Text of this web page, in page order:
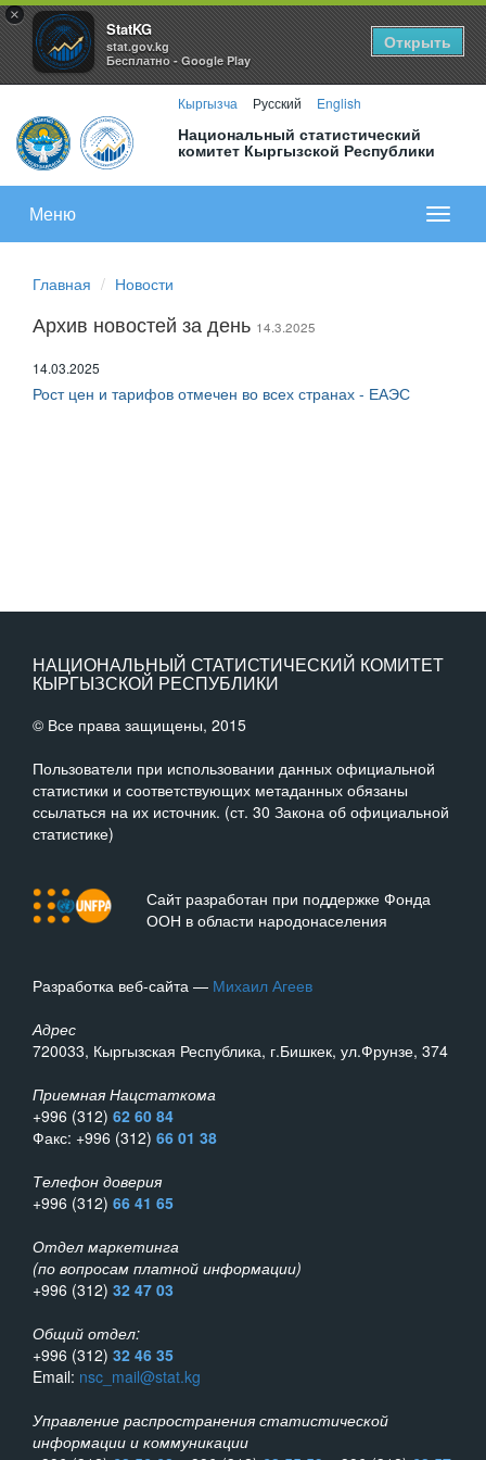
×
StatKG
stat.gov.kg
Бесплатно - Google Play
Открыть
Кыргызча Русский English
Национальный статистический
комитет Кыргызской Республики
меню
Меню
Главная Новости
Архив новостей за день 14.3.2025
14.03.2025
Рост цен и тарифов отмечен во всех странах - ЕАЭС
НАЦИОНАЛЬНЫЙ СТАТИСТИЧЕСКИЙ КОМИТЕТ
КЫРГЫЗСКОЙ РЕСПУБЛИКИ
© Все права защищены, 2015
Пользователи при использовании данных официальной
статистики и соответствующих метаданных обязаны
ссылаться на их источник. (ст. 30 Закона об официальной
статистике)
Сайт разработан при поддержке Фонда
ООН в области народонаселения
Разработка веб-сайта — Михаил Агеев
Адрес
720033, Кыргызская Республика, г.Бишкек, ул.Фрунзе, 374
Приемная Нацстаткома
+996 (312) 62 60 84
Факс: +996 (312) 66 01 38
Телефон доверия
+996 (312) 66 41 65
Отдел маркетинга
(по вопросам платной информации)
+996 (312) 32 47 03
Общий отдел:
+996 (312) 32 46 35
Email: nsc_mail@stat.kg
Управление распространения статистической
информации и коммуникации